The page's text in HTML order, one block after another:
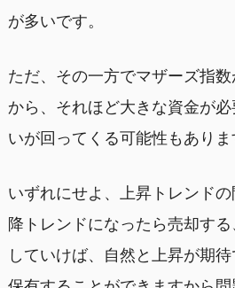
が多いです。
ただ、その一方でマザーズ指
から、それほど大きな資金が
いが回ってくる可能性もありま
いずれにせよ、上昇トレンド
降トレンドになったら売却す
していけば、自然と上昇が期